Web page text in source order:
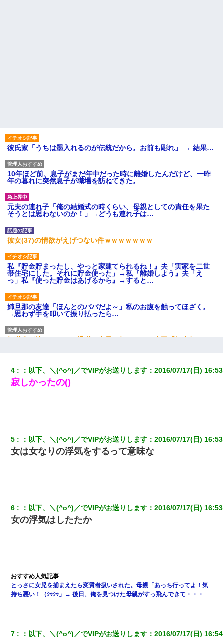
彼氏家「うちは墨入れるのが伝統だから。お前も彫れ」 → 結果…
10年ほど前、息子がまだ年中だった時に離婚したんだけど、一昨
年の暮れに突然息子が職場を訪ねてきた。
元夫の連れ子「俺の結婚式の時くらい、母親としての責任を果た
そうとは思わないのか！」→どうも連れ子は…
彼女(37)の情欲がえげつない件ｗｗｗｗｗｗｗ
私『貯金貯まったし、やっと家建てられるね！』夫「実家を二世
帯住宅にした。それに貯金使った」→私『離婚しよう』夫「え
っ」私『使った貯金はあげるから』→すると…
姉旦那の友達「ほんとのパパだよ～」私のお腹を触ってほざく。
→思わず手を叩いて振り払ったら…
転職先が決まったので退職の意思を伝えたら。上司「無責任」
ずっとニートだと思ってた同居の義弟が投資で旦那より稼いでる
とか知らなかった…
【修羅場】彼女親「カスな家柄のヤツなんかと家族になるのはご
クラスで一人無口で誰とも話さない男子がいた。→修学旅行に来
と！」俺「会社にいない？」→次の瞬間、すごい鳥肌が立った
4 ： 以下、＼(^o^)／でVIPがお送りします ：2016/07/17(日)
寂しかったの()
5 ： 以下、＼(^o^)／でVIPがお送りします ：2016/07/17(日)
女は女なりの浮気をするって意味な
6 ： 以下、＼(^o^)／でVIPがお送りします ：2016/07/17(日)
女の浮気はしたたか
とっさに女児を捕まえたら変質者扱いされた。母親「あっち行ってよ！気
持ち悪い！（ｼｯｼｯ」→ 後日、俺を見つけた母親がすっ飛んできて・・・
7 ： 以下、＼(^o^)／でVIPがお送りします ：2016/07/17(日)